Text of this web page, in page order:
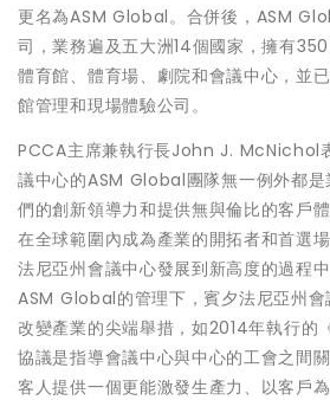
更名為ASM Global。合併後，ASM
司，業務遍及五大洲14個國家，擁有
體育館、體育場、劇院和會議中心，並
館管理和現場體驗公司。
PCCA主席兼執行長John J. McNichol
議中心的ASM Global團隊無一例外都
們的創新領導力和提供無與倫比的客戶
在全球範圍內成為產業的開拓者和首選
法尼亞州會議中心發展到新高度的過程
ASM Global的管理下，賓夕法尼亞州
改變產業的尖端舉措，如2014年執行的
協議是指導會議中心與中心的工會之間
客人提供一個更能激發生產力、以客戶